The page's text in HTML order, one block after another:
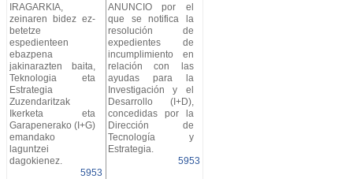
IRAGARKIA,
zeinaren bidez ez-
betetze
espedienteen
ebazpena
jakinarazten baita,
Teknologia eta
Estrategia
Zuzendaritzak
Ikerketa eta
Garapenerako (I+G)
emandako
laguntzei
dagokienez.
5953
ANUNCIO por el
que se notifica la
resolución de
expedientes de
incumplimiento en
relación con las
ayudas para la
Investigación y el
Desarrollo (I+D),
concedidas por la
Dirección de
Tecnología y
Estrategia.
5953